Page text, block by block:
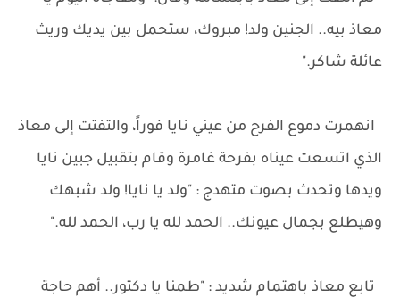
معاذ بيه.. الجنين ولد! مبروك، ستحمل بين يديك وريث
عائلة شاكر."
انهمرت دموع الفرح من عيني نايا فوراً، والتفتت إلى معاذ
الذي اتسعت عيناه بفرحة غامرة وقام بتقبيل جبين نايا
ويدها وتحدث بصوت متهدج : "ولد يا نايا! ولد شبهك
وهيطلع بجمال عيونك.. الحمد لله يا رب، الحمد لله."
تابع معاذ باهتمام شديد : "طمنا يا دكتور.. أهم حاجة